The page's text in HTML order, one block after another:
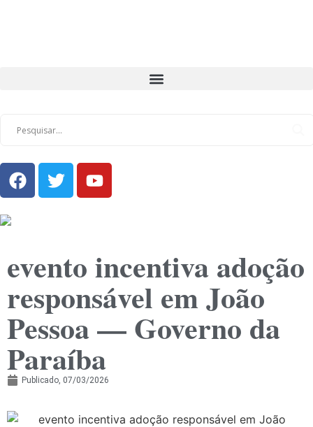
evento incentiva adoção
responsável em João
Pessoa — Governo da
Paraíba
Publicado, 07/03/2026